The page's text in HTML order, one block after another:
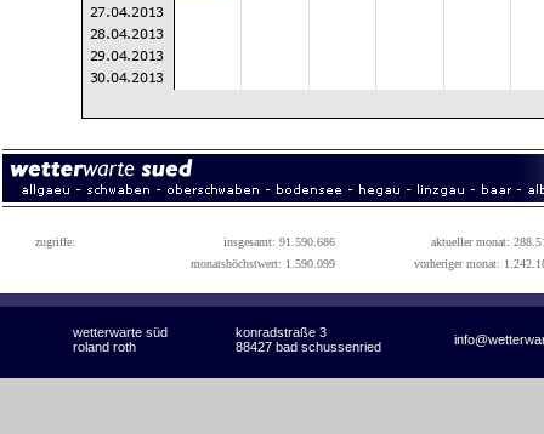
zugriffe: insgesamt: 91.590.686
aktueller monat:
monatshöchstwert: 1.590.099
vorheriger monat:
wetterwarte süd konradstraße 3
roland roth 88427 bad schussenried